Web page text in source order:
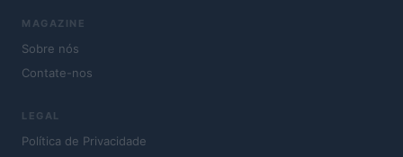
MAGAZINE
Sobre nós
Contate-nos
LEGAL
Política de Privacidade